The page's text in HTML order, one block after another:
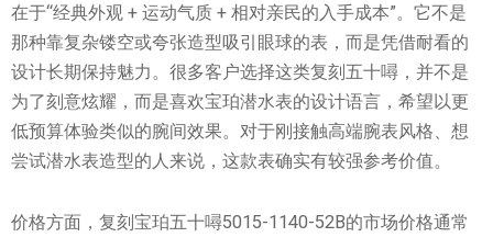
在于“经典外观 + 运动气质 + 相对亲民的入手成本”。它不是
那种靠复杂镂空或夸张造型吸引眼球的表，而是凭借耐看的
设计长期保持魅力。很多客户选择这类复刻五十噚，并不是
为了刻意炫耀，而是喜欢宝珀潜水表的设计语言，希望以更
低预算体验类似的腕间效果。对于刚接触高端腕表风格、想
尝试潜水表造型的人来说，这款表确实有较强参考价值。
价格方面，复刻宝珀五十噚5015-1140-52B的市场价格通常